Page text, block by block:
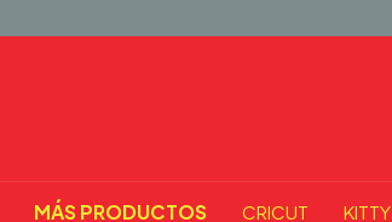
MÁS PRODUCTOS CRICUT KITTY